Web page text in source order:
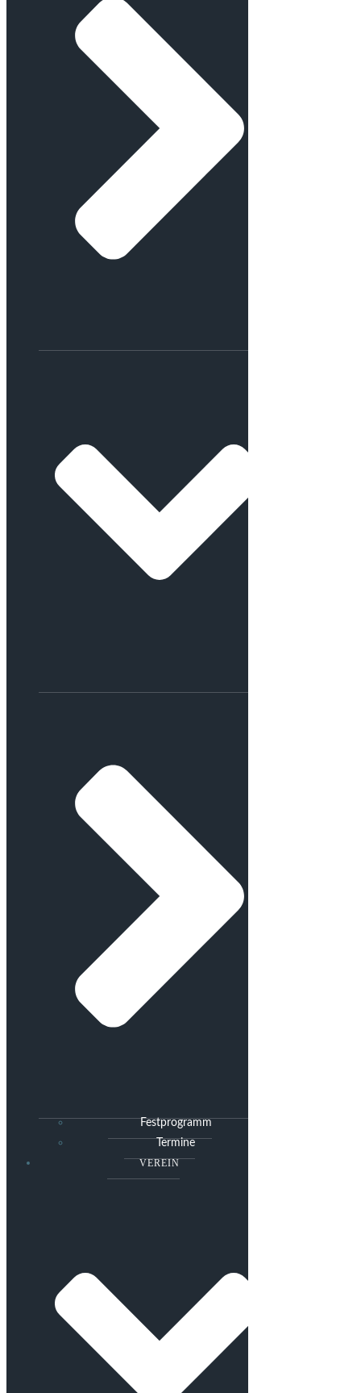
Festprogramm
Termine
VEREIN